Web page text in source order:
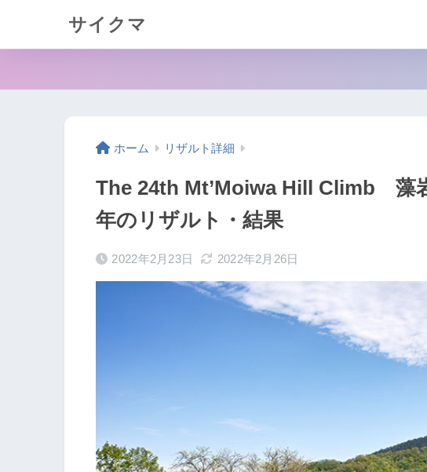
サイクマ
ホーム リザルト詳細
The 24th Mt’Moiwa Hill Climb 藻
年のリザルト・結果
2022年2月23日 2022年2月26日